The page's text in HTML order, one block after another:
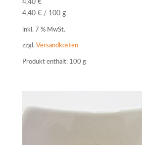
4,40 €
4,40 €/ 100 g
inkl. 7 % MwSt.
zzgl. Versandkosten
Produkt enthält: 100 g